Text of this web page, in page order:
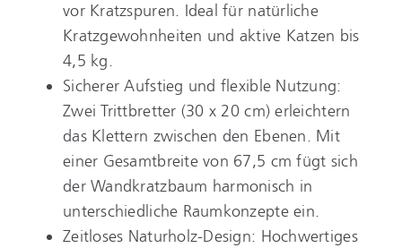
vor Kratzspuren. Ideal für natürliche
Kratzgewohnheiten und aktive Katzen bis
4,5 kg.
Sicherer Aufstieg und flexible Nutzung:
Zwei Trittbretter (30 x 20 cm) erleichtern
das Klettern zwischen den Ebenen. Mit
einer Gesamtbreite von 67,5 cm fügt sich
der Wandkratzbaum harmonisch in
unterschiedliche Raumkonzepte ein.
Zeitloses Naturholz-Design: Hochwertiges